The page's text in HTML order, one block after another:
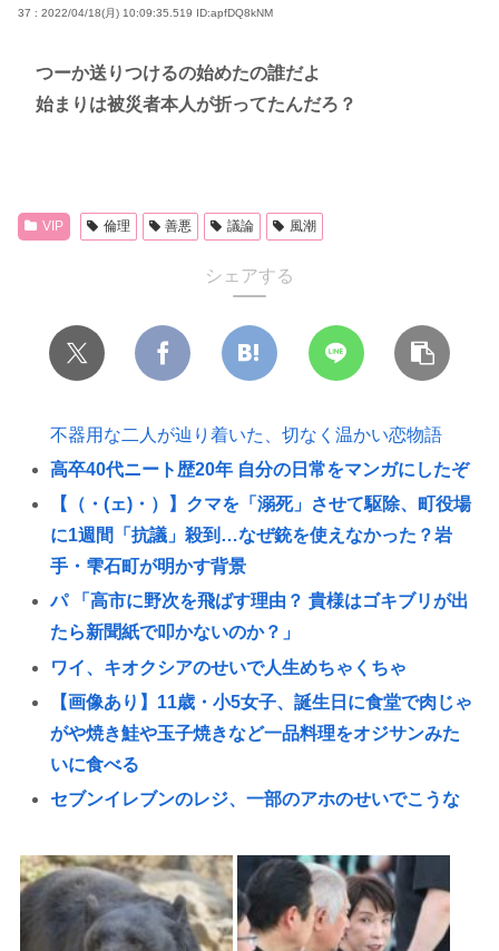
37 : 2022/04/18(月) 10:09:35.519 ID:apfDQ8kNM
つーか送りつけるの始めたの誰だよ
始まりは被災者本人が折ってたんだろ？
VIP 倫理 善悪 議論 風潮
シェアする
不器用な二人が辿り着いた、切なく温かい恋物語
高卒40代ニート歴20年 自分の日常をマンガにしたぞ
【（・(ェ)・）】クマを「溺死」させて駆除、町役場
に1週間「抗議」殺到…なぜ銃を使えなかった？岩
手・雫石町が明かす背景
パ 「高市に野次を飛ばす理由？ 貴様はゴキブリが出
たら新聞紙で叩かないのか？」
ワイ、キオクシアのせいで人生めちゃくちゃ
【画像あり】11歳・小5女子、誕生日に食堂で肉じゃ
がや焼き鮭や玉子焼きなど一品料理をオジサンみた
いに食べる
セブンイレブンのレジ、一部のアホのせいでこうな
【鉄道】JR東海「夜行」新幹線が初運行 東京-新大
阪、4割女性
玉城デニー知事、沖縄独立を宣言「日本政府から沖